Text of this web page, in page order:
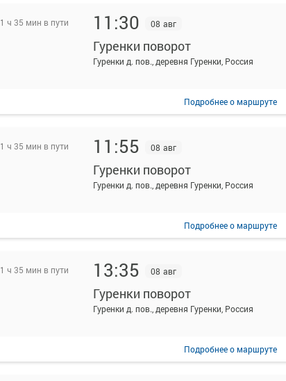
1 ч 35 мин в пути 11:30 08 авг
Гуренки поворот
Гуренки д. пов., деревня Гуренки, Россия
Подробнеео маршруте
1 ч 35 мин в пути 11:55 08 авг
Гуренки поворот
Гуренки д. пов., деревня Гуренки, Россия
Подробнеео маршруте
1 ч 35 мин в пути 13:35 08 авг
Гуренки поворот
Гуренки д. пов., деревня Гуренки, Россия
Подробнеео маршруте